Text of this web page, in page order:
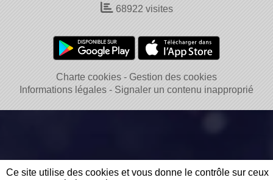
68922 visites
Charte cookies
Gestion des cookies
Informations légales
Signaler un contenu inapproprié
Ce site utilise des cookies et vous donne le contrôle sur ceux